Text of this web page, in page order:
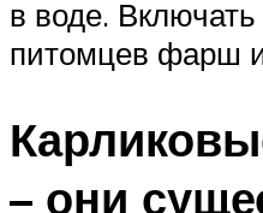
в воде.
питомцев фарш
– они